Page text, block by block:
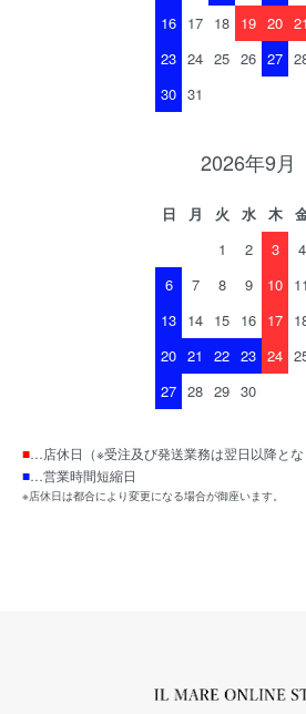
16 17 18 19 20 21
23 24 25 26 27
30 31
2026年9月
日 月 火 水 木
1
2 3 4
6
7 8 9 10 11
13 14 15 16 17
20 21 22 23 24
27 28 29 30
■…店休日（※受注及び発送業務は翌日以降とな
■…営業時間短縮日
※店休日は都合により変更になる場合が御座います。